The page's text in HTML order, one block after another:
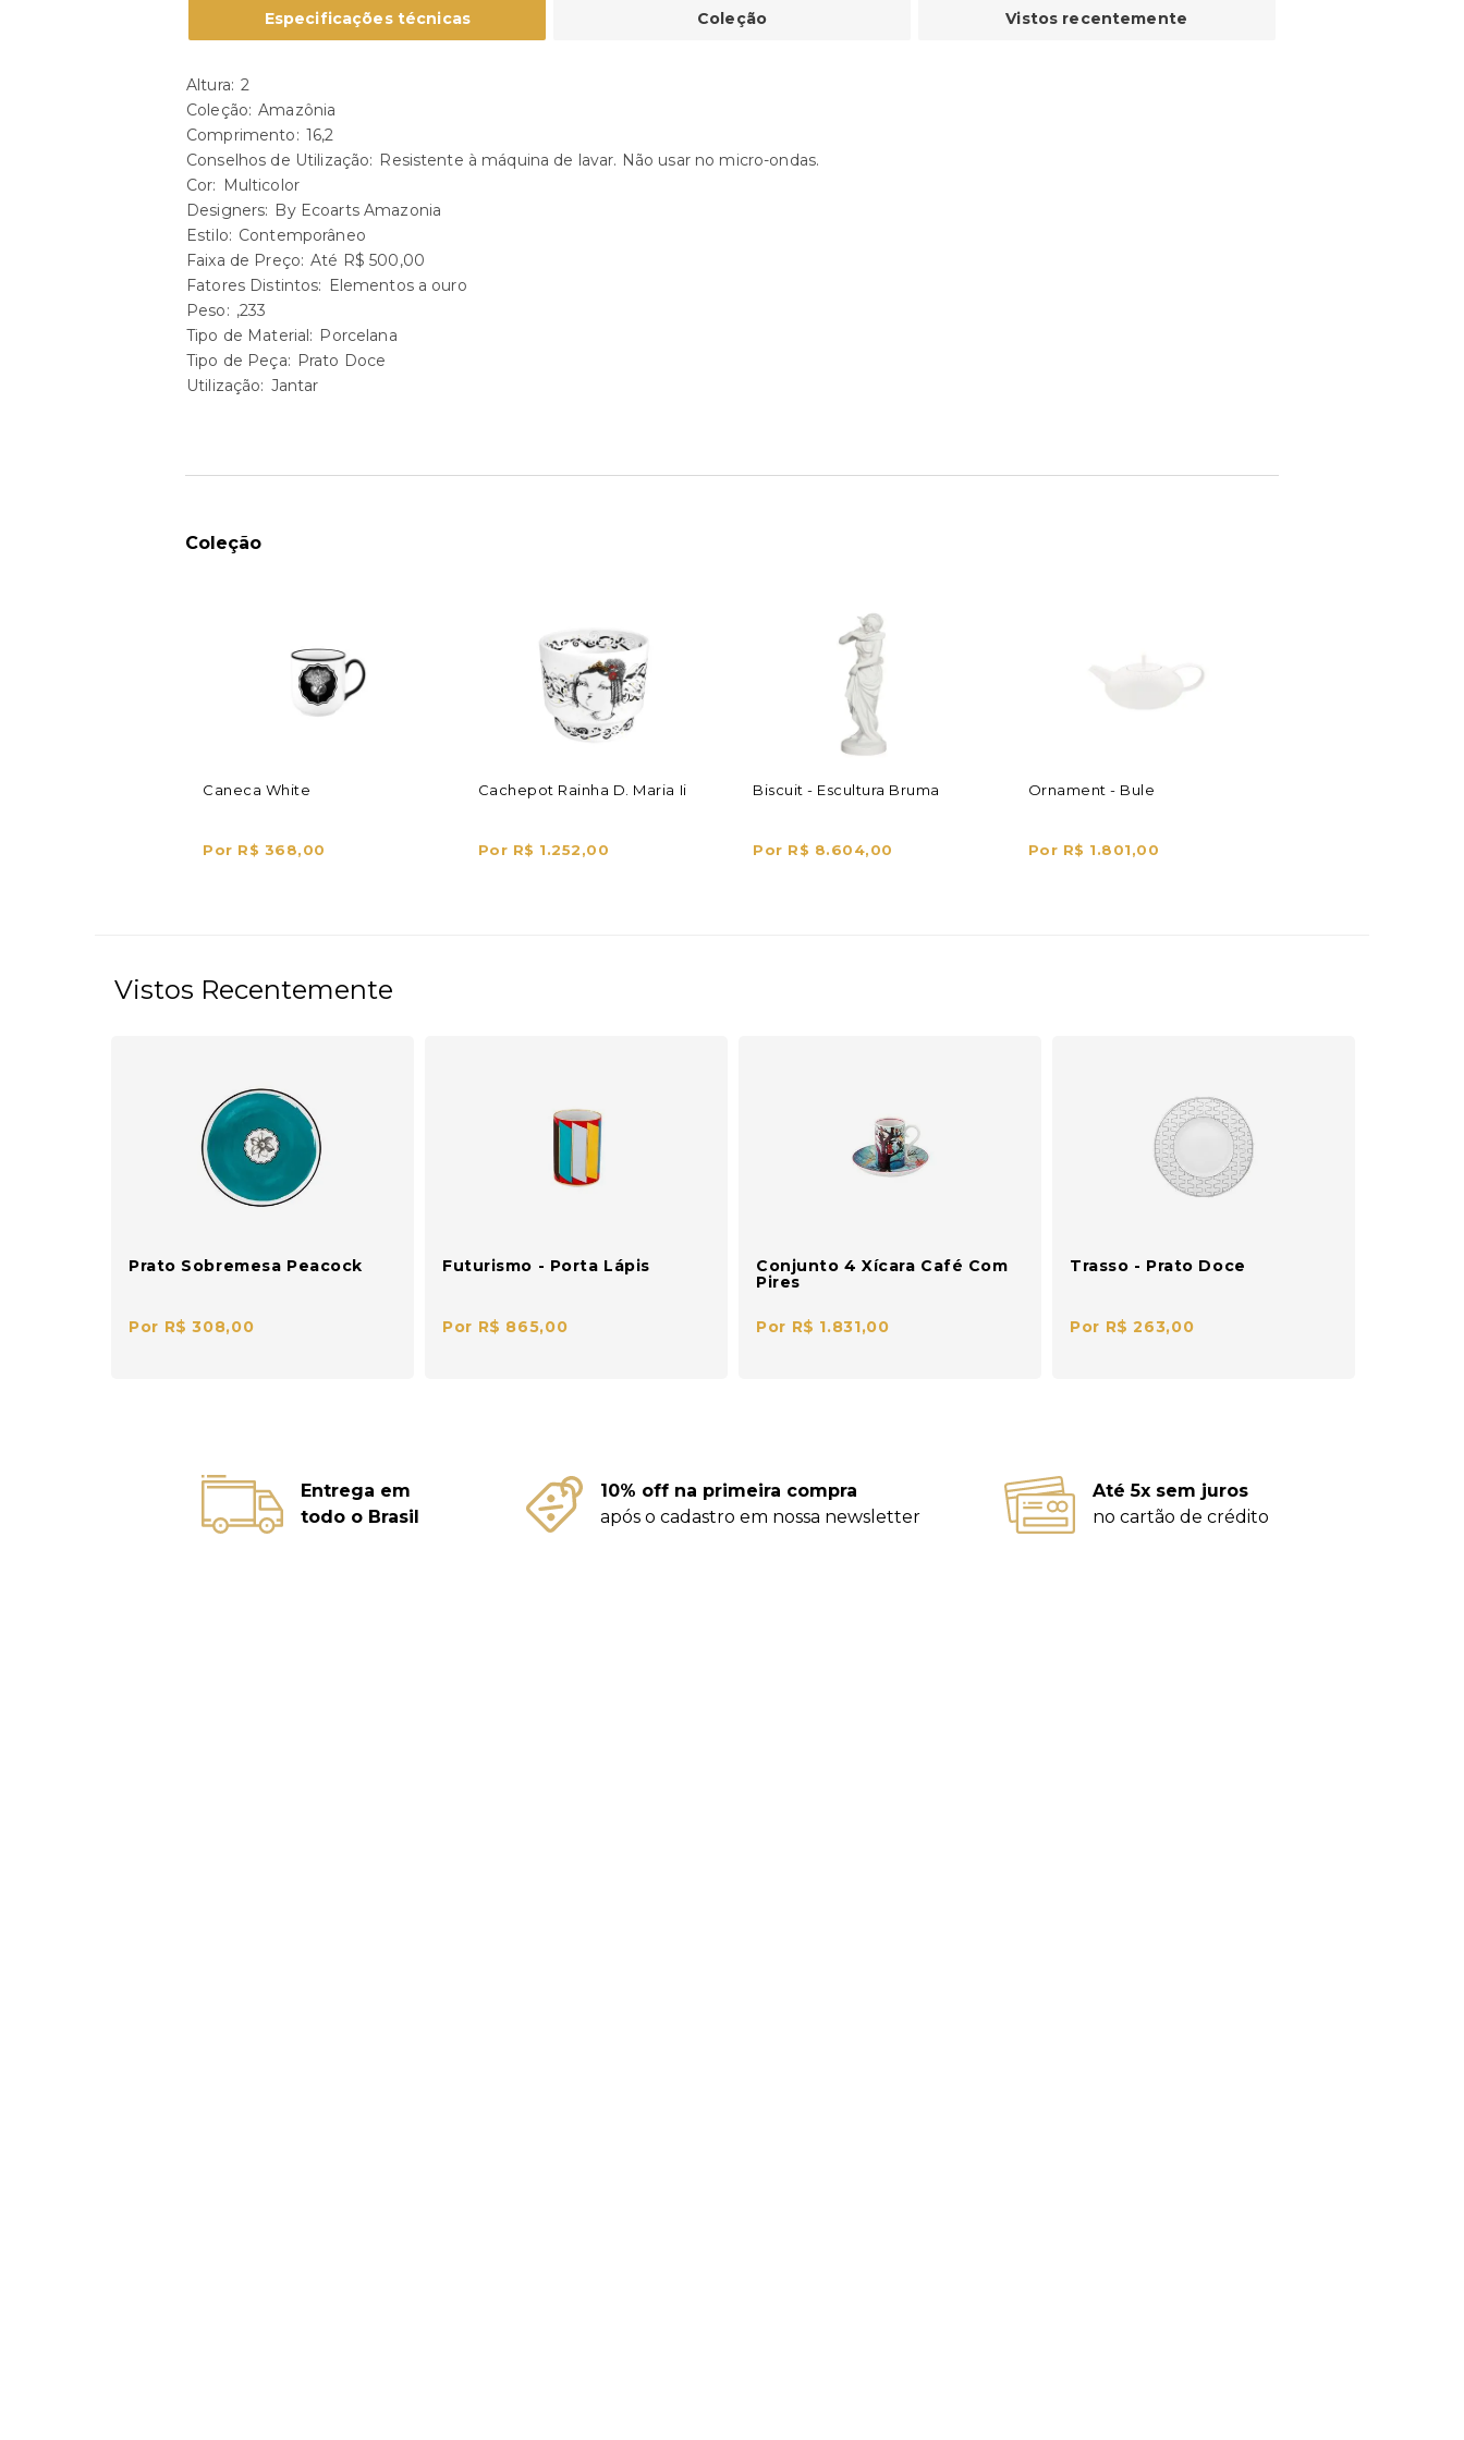
Especificações técnicas Coleção Vistos recentemente
Altura 2
Coleção Amazônia
Comprimento
16,2
Conselhos de Utilização
Resistente à máquina de lavar. Não usar no micro-ondas.
Cor
Multicolor
Designers
By Ecoarts Amazonia
Estilo
Contemporâneo
Faixa de Preço Até R$ 500,00
Fatores Distintos
Elementos a ouro
Peso
,233
Tipo de Material
Porcelana
Tipo de Peça
Prato Doce
Utilização
Jantar
Coleção
Caneca White
Por R$ 368,00
Cachepot Rainha D. Maria Ii
Por R$ 1.252,00
Biscuit - Escultura Bruma
Por R$ 8.604,00
Ornament - Bule
Por R$ 1.801,00
Vistos Recentemente
Prato Sobremesa Peacock
Por R$ 308,00
Futurismo - Porta Lápis
Por R$ 865,00
Conjunto 4 Xícara Café Com
Pires
Por R$ 1.831,00
Trasso - Prato Doce
Por R$ 263,00
Entrega em
todo o Brasil
10% off na primeira compra
após o cadastro em nossa newsletter
Até 5x sem juros
no cartão de crédito